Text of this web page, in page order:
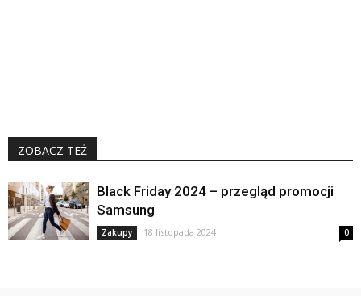
ZOBACZ TEŻ
Black Friday 2024 – przegląd promocji
Samsung
Zakupy 18 listopada 2024 0